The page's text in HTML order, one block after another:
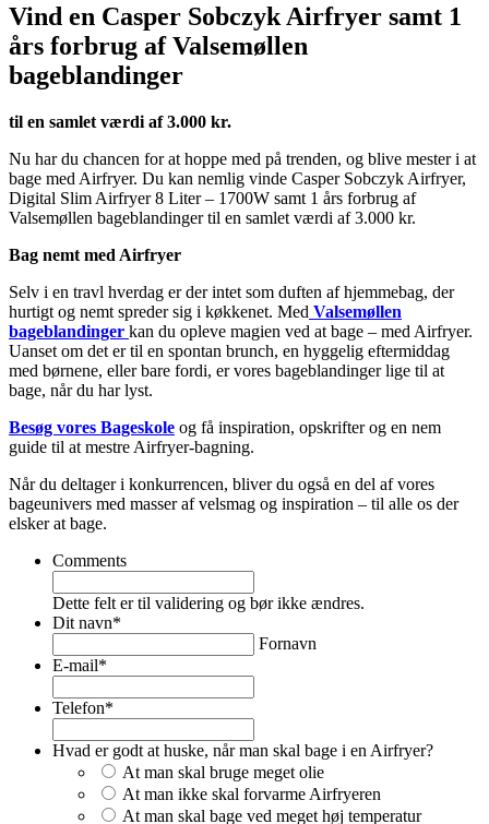
Vind en Casper Sobczyk Airfryer samt 1
års forbrug af Valsemøllen
bageblandinger
til en samlet værdi af 3.000 kr.
Nu har du chancen for at hoppe med på trenden, og blive mester i at
bage med Airfryer. Du kan nemlig vinde Casper Sobczyk Airfryer,
Digital Slim Airfryer 8 Liter – 1700W samt 1 års forbrug af
Valsemøllen bageblandinger til en samlet værdi af 3.000 kr.
Bag nemt med Airfryer
Selv i en travl hverdag er der intet som duften af hjemmebag, der
hurtigt og nemt spreder sig i køkkenet. Med Valsemøllen
bageblandinger kan du opleve magien ved at bage – med Airfryer.
Uanset om det er til en spontan brunch, en hyggelig eftermiddag
med børnene, eller bare fordi, er vores bageblandinger lige til at
bage, når du har lyst.
Besøg vores Bageskole og få inspiration, opskrifter og en nem
guide til at mestre Airfryer-bagning.
Når du deltager i konkurrencen, bliver du også en del af vores
bageunivers med masser af velsmag og inspiration – til alle os der
elsker at bage.
Comments
Dette felt er til validering og bør ikke ændres.
Dit navn*
Fornavn
E-mail*
Telefon*
Hvad er godt at huske, når man skal bage i en Airfryer?
At man skal bruge meget olie
At man ikke skal forvarme Airfryeren
At man skal bage ved meget høj temperatur